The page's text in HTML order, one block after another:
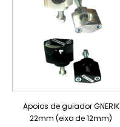
Apoios de guiador GNERIK
22mm (eixo de 12mm)